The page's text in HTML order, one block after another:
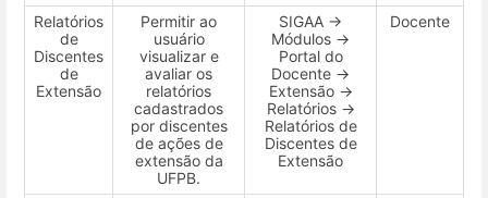
Relatórios
de
Discentes
de
Extensão
Permitir ao
usuário
visualizar e
avaliar os
relatórios
cadastrados
por discentes
de ações de
extensão da
UFPB.
SIGAA →
Módulos →
Portal do
Docente →
Extensão →
Relatórios →
Relatórios de
Discentes de
Extensão
Docente